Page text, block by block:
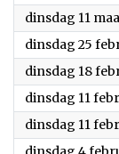
dinsdag 11
dinsdag 25
dinsdag 18
dinsdag 11
dinsdag 11